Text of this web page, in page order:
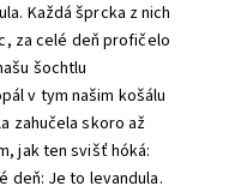
Každá šprcka znich
za celé deň profičelo
šochtlu
v tymnašim košálu
zahučela skoro až
jak ten svišť hóká:
deň: Je to levandula.